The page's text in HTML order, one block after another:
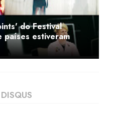
do Festival
países estiveram